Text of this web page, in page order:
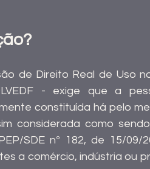
de Direito Real de Uso
- exige que a
constituída há pelo
considerada como
SDE nº 182, de 15/09/
a comércio, indústria ou